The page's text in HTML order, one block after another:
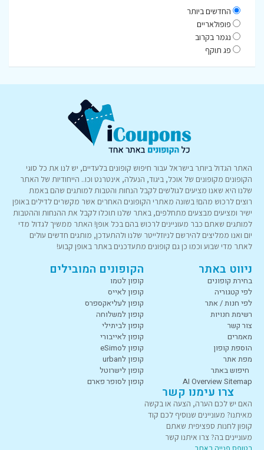
החדשים ביותר
פופולאריים
נגמר בקרוב
פג תוקף
האתר הגדול ביותר בישראל עבור חיפוש קופונים בלעדיים, יש לנו את כל סוגי
הקופונים מקופונים של אוכל, ביגוד, הנעלה, אינטרנט וכו.. הייחודיות של האתר
שלנו היא שאנו מציעים לגולשים לקבל הנחות והטבות למותגים שהם באמת
רוצים לרכוש מהם! בשונה מאתרי הקופונים האחרים אשר מקשרים לדילים באופן
ישיר ומציעים מבצעים מתחלפים, באתר שלנו תוכלו לקבל את ההנחות וההטבות
למותגים שאתם כבר מעוניינים לרכוש בהם בכל אופן! האתר ממשיך לגדול מדי
יום ואנו ממליצים להירשם לניוזלייטר שלנו ולהתעדכן, מותגים חדשים עולים
לאתר מדי שבוע וכמו כן גם קופונים מתעדכנים באתר באופן קבוע!
ניווט באתר
בחירת קופונים
לפי קטגוריה
לפי חנות / אתר
רשימת חנויות
צור קשר
מאמרים
הוספת קופון
מפת אתר
חיפוש באתר
AI Overview Sitemap
הקופונים המובילים
קופון לטמו
קופון לאייס
קופון לעליאקספרס
קופון למשלוחה
קופון לביתילי
קופון לאייבורי
קופון לeSimo
קופון לurban
קופון לישרוטל
קופון לסופר פארם
צרו עימנו קשר
האם יש לכם הערה, הצעה או בקשה
מאיתנו? מעוניינים שנוסיף לכם קוד
קופון לחנות ספציפית שאתם
מעוניינים בה? צרו איתנו קשר